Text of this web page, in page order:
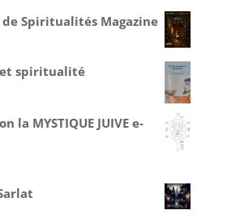
Spiritualités Magazine
et spiritualité
la MYSTIQUE JUIVE e-